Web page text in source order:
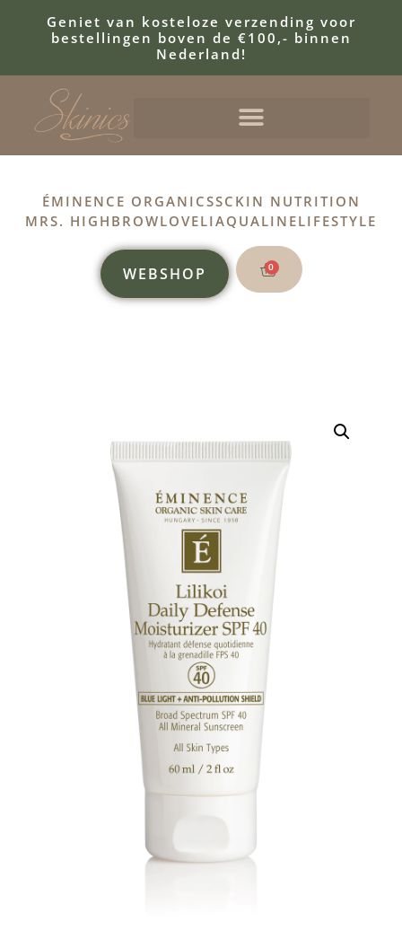
Geniet van kosteloze verzending voor
bestellingen boven de €100,- binnen
Nederland!
ÉMINENCE ORGANICSSCKIN NUTRITION
MRS. HIGHBROWLOVELIAQUALINELIFESTYLE
WEBSHOP 0